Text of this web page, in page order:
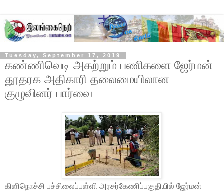
Tuesday, September 17, 2019
கண்ணிவெடி அகற்றும் பணிகளை ஜேர்மன்
தூதரக அதிகாரி தலைமையிலான
குழுவினர் பார்வை
கிளிநொச்சி பச்சிலைப்பள்ளி அரசர்கேணிப்பகுதியில் ஜேர்மன்